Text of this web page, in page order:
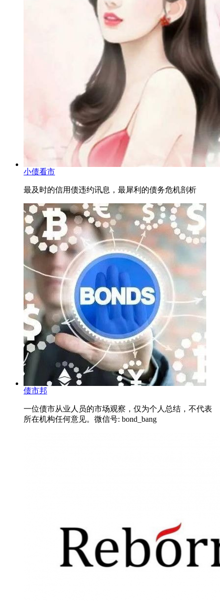
小债看市
最及时的信用债违约讯息，最犀利的债务危机剖析
债市邦
一位债市从业人员的市场观察，仅为个人总结，不代表
所在机构任何意见。微信号: bond_bang